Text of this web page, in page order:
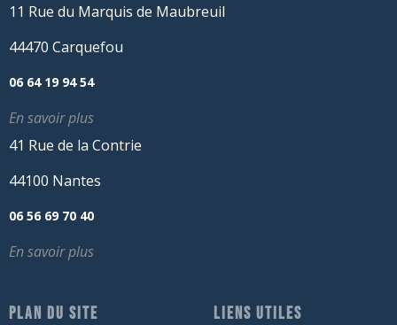
11 Rue du Marquis de Maubreuil
44470 Carquefou
06 64 19 94 54
En savoir plus
41 Rue de la Contrie
44100 Nantes
06 56 69 70 40
En savoir plus
PLAN DU SITE LIENS UTILES